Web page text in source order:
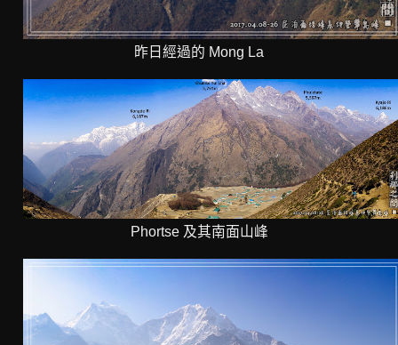
昨日經過的 Mong La
Phortse 及其南面山峰